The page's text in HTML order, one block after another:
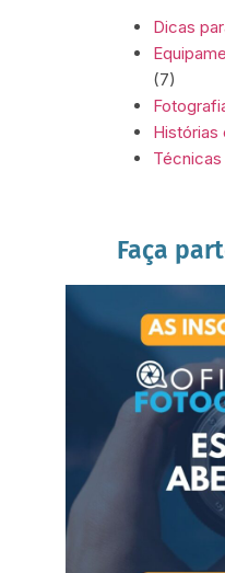
Dicas
(7)
Histórias
Faça